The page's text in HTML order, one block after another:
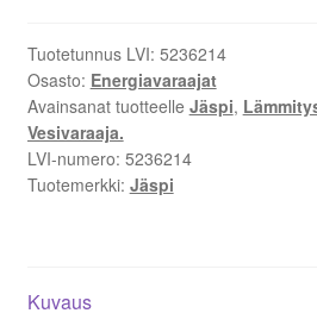
ja
sähkölämmitys
määrä
Tuotetunnus LVI: 5236214
Osasto: Energiavaraajat
Avainsanat tuotteelle Jäspi,
Vesivaraaja.
LVI-numero: 5236214
Tuotemerkki: Jäspi
Kuvaus